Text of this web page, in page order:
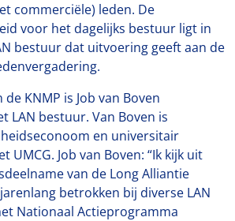
commerciële) leden. De
voor het dagelijks bestuur ligt in
bestuur dat uitvoering geeft aan de
KNMP is Job van Boven
LAN bestuur. Van Boven is
en universitair
UMCG. Job van Boven: “Ik kijk uit
van de Long Alliantie
betrokken bij diverse LAN
Nationaal Actieprogramma